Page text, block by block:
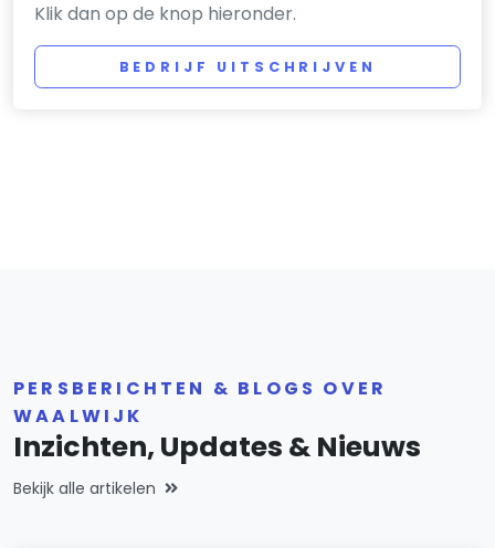
Klik dan op de knop hieronder.
BEDRIJF UITSCHRIJVEN
PERSBERICHTEN & BLOGS OVER
WAALWIJK
Inzichten, Updates & Nieuws
Bekijk alle artikelen